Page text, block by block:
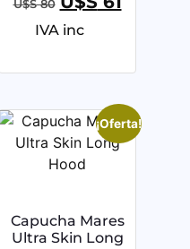
U$S80
IVA inc
¡Oferta!
Capucha Mares
Ultra Skin Long